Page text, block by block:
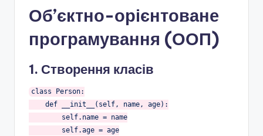
Об’єктно-орієнтоване
програмування (ООП)
1. Створення класів
class Person:
def
__init__ (self, name, age) :
        self.name = name
        self.age = age